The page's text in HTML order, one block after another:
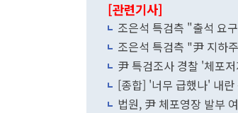
[관련기사]
조은석 특검측 "출석 요
조은석 특검측 "尹 지하
尹 특검조사 경찰 '체포
[종합] '너무 급했나' 내
법원, 尹 체포영장 발부